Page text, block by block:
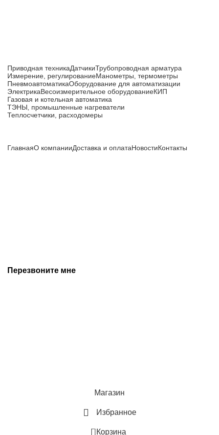
Приводная техникаДатчикиТрубопроводная арматура
Измерение, регулированиеМанометры, термометры
ПневмоавтоматикаОборудование для автоматизации
ЭлектрикаВесоизмерительное оборудованиеКИП
Газовая и котельная автоматика
ТЭНЫ, промышленные нагреватели
Теплосчетчики, расходомеры
ГлавнаяО компанииДоставка и оплатаНовостиКонтакты
Перезвоните мне
Магазин
Избранное
0 Корзина